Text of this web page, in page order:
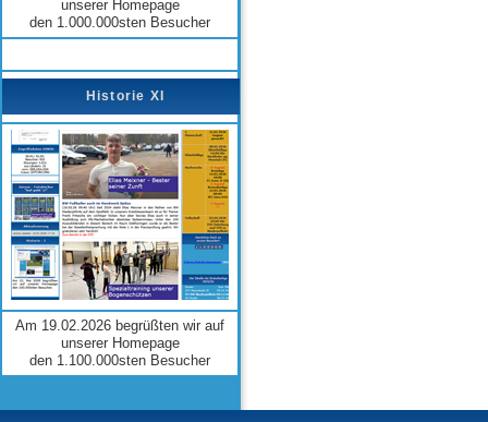
unserer Homepage
den 1.000.000sten Besucher
Historie XI
Am 19.02.2026 begrüßten wir auf
unserer Homepage
den 1.100.000sten Besucher